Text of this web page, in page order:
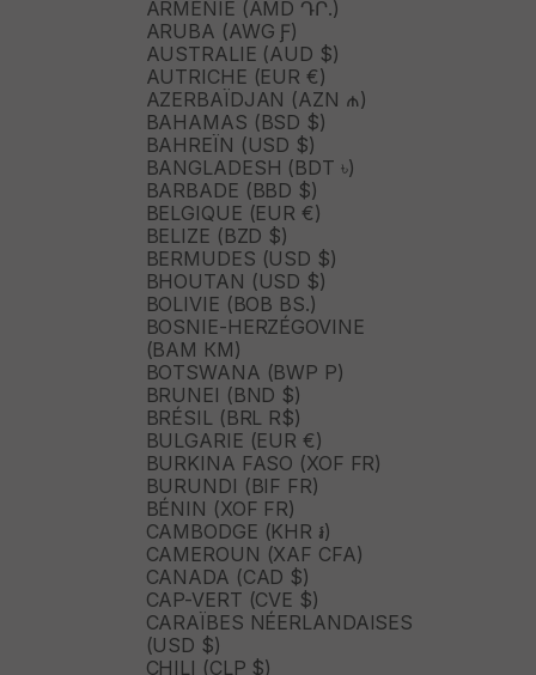
ARMÉNIE (AMD ԴՐ.)
ARUBA (AWG Ƒ)
AUSTRALIE (AUD $)
AUTRICHE (EUR €)
AZERBAÏDJAN (AZN ₼)
BAHAMAS (BSD $)
BAHREÏN (USD $)
BANGLADESH (BDT ৳)
BARBADE (BBD $)
BELGIQUE (EUR €)
BELIZE (BZD $)
BERMUDES (USD $)
BHOUTAN (USD $)
BOLIVIE (BOB BS.)
BOSNIE-HERZÉGOVINE
(BAM КМ)
BOTSWANA (BWP P)
BRUNEI (BND $)
BRÉSIL (BRL R$)
BULGARIE (EUR €)
BURKINA FASO (XOF FR)
BURUNDI (BIF FR)
BÉNIN (XOF FR)
CAMBODGE (KHR ៛)
CAMEROUN (XAF CFA)
CANADA (CAD $)
CAP-VERT (CVE $)
CARAÏBES NÉERLANDAISES
(USD $)
CHILI (CLP $)